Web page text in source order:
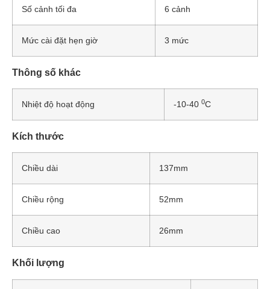
Số cảnh tối đa 6 cảnh
Mức cài đặt hẹn giờ 3 mức
Thông số khác
Nhiệt độ hoạt động -10-40 0C
Kích thước
Chiều dài 137mm
Chiều rộng 52mm
Chiều cao 26mm
Khối lượng